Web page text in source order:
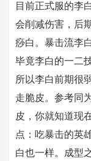
目前正式服的李
会削减伤害，后
痧白。 暴击流李
毕竟李白的一二
所以李白前期很
走脆皮。 参考同
皮，你就知道现
点：吃暴击的英
白也一样。成型